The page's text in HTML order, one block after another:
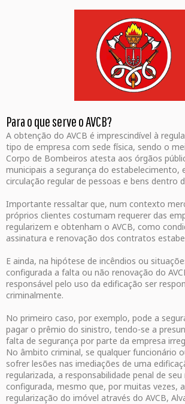
Para o que serve o AVCB?
A obtenção do AVCB é imprescindível à
tipo de empresa com sede física, sendo o
Corpo de Bombeiros atesta aos órgãos
municipais a segurança do estabelecimento,
circulação regular de pessoas e bens dentro
Importante ressaltar que, num contexto
próprios clientes costumam requerer das
regularizem e obtenham o AVCB, como
assinatura e renovação dos contratos
E ainda, na hipótese de incêndios ou
configurada a falta ou não renovação do
responsável pelo uso da edificação ser
criminalmente.
No primeiro caso, por exemplo, pode a
pagar o prêmio do sinistro, tendo-se a
falta de segurança por parte da empresa
No âmbito criminal, se qualquer funcionário
sofrer lesões nas imediações de uma
regularizada, a responsabilidade penal de seu
configurada, mesmo que, por muitas vezes,
regularização do imóvel através do AVCB,